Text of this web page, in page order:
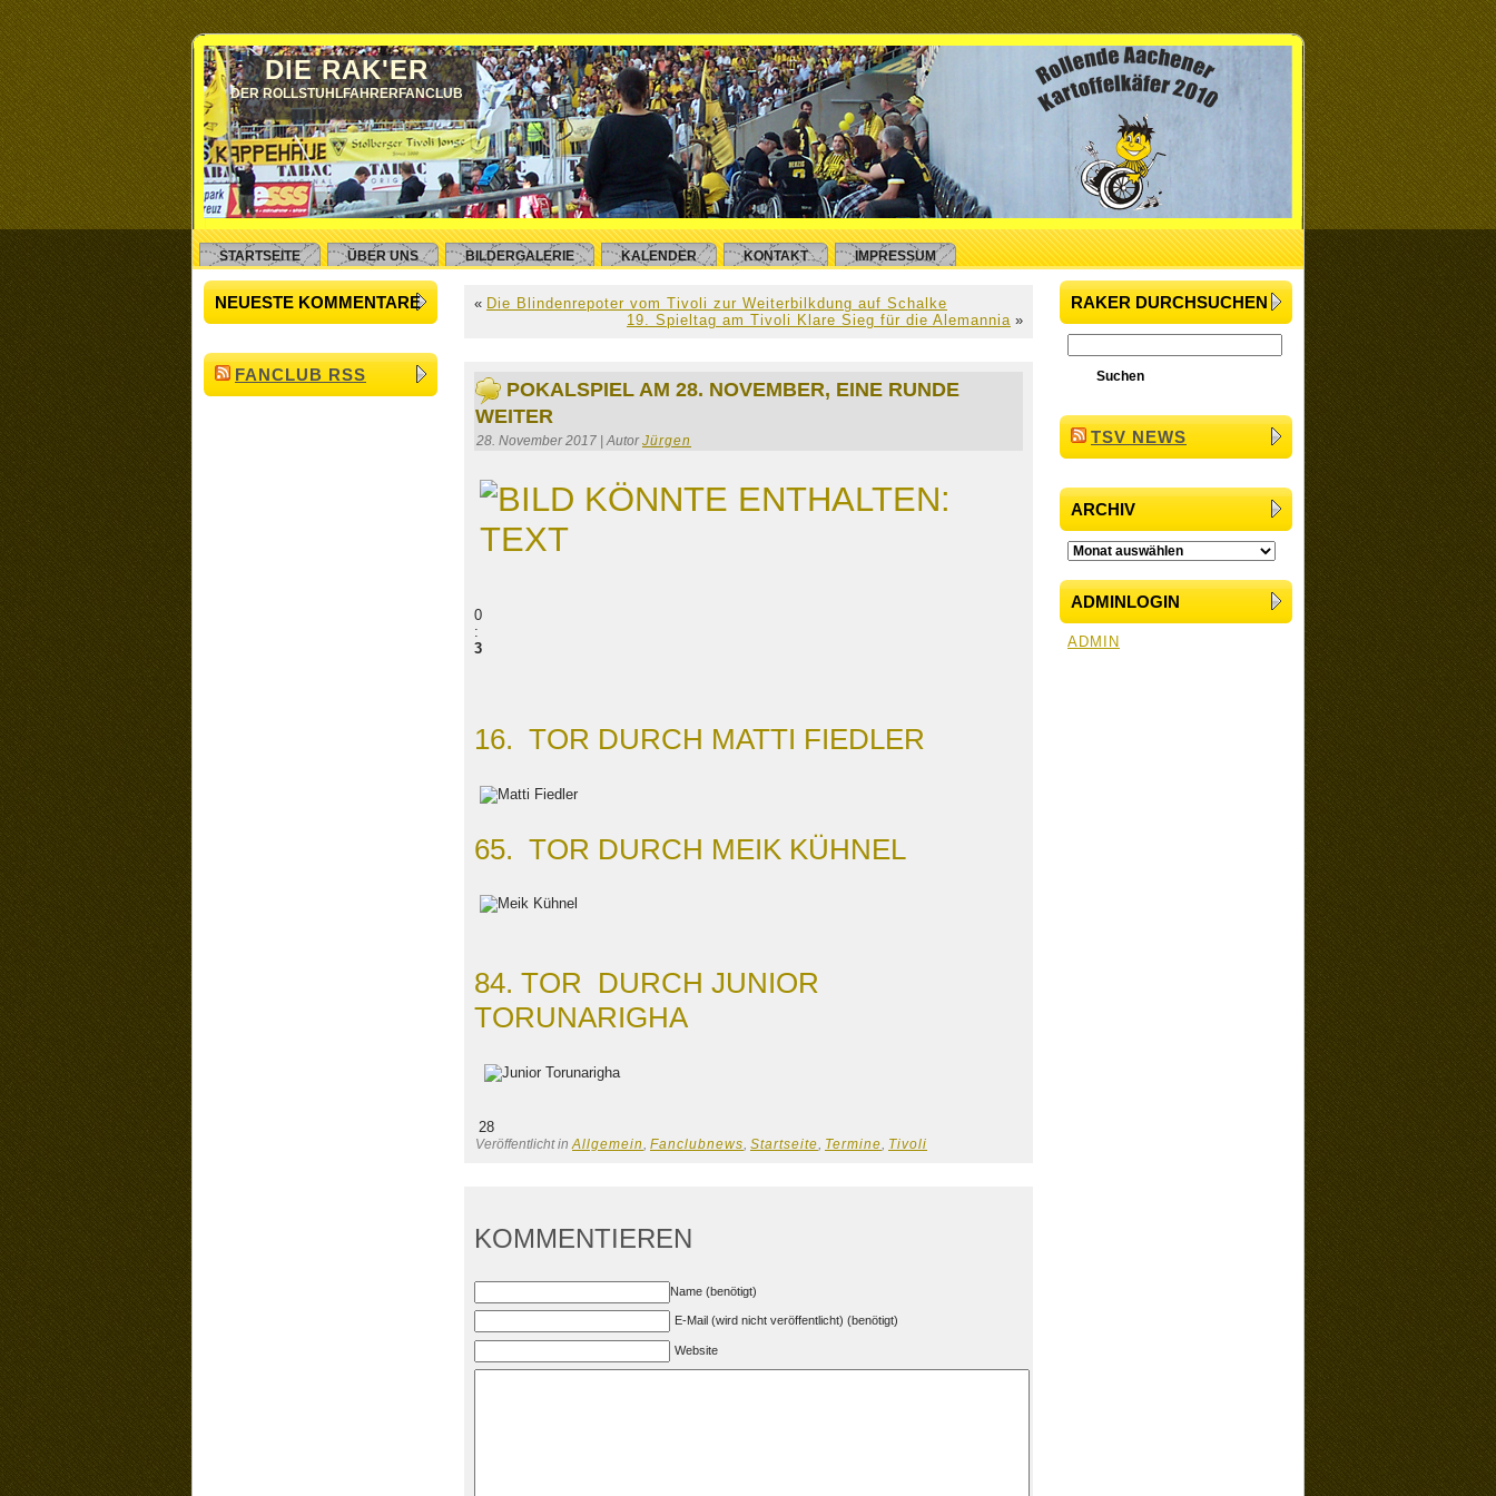
DIE RAK'ER
DER ROLLSTUHLFAHRERFANCLUB
STARTSEITE ÜBER UNS BILDERGALERIE KALENDER KONTAKT IMPRESSUM
NEUESTE KOMMENTARE
FANCLUB RSS
« Die Blindenrepoter vom Tivoli zur Weiterbilkdung auf Schalke
19. Spieltag am Tivoli Klare Sieg für die Alemannia »
POKALSPIEL AM 28. NOVEMBER, EINE RUNDE
WEITER
28. November 2017 | AutorJürgen
0
:
3
16. TOR DURCH MATTI FIEDLER
65. TOR DURCH MEIK KÜHNEL
84. TOR DURCH JUNIOR
TORUNARIGHA
28
Veröffentlicht in Allgemein Fanclubnews Startseite Termine Tivoli
KOMMENTIEREN
Name (benötigt)
E-Mail (wird nicht veröffentlicht) (benötigt)
Website
RAKER DURCHSUCHEN
TSV NEWS
ARCHIV
ADMINLOGIN
ADMIN